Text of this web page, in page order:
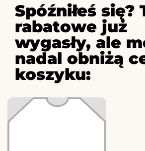
Spóźniłeś się?
rabatowe już
wygasły, ale
nadal obniżą
koszyku: